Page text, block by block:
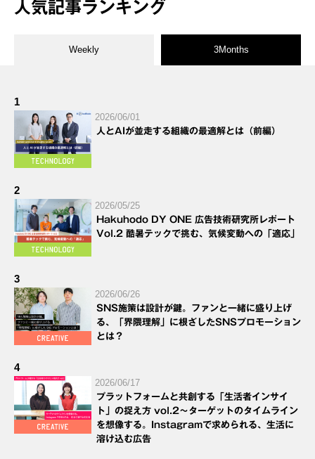
人気記事ランキング
Weekly 3Months
1
2026/06/01
人とAIが並走する組織の最適解とは（前編）
2
2026/05/25
Hakuhodo DY ONE 広告技術研究所レポート
Vol.2 酷暑テックで挑む、気候変動への「適応」
3
2026/06/26
SNS施策は設計が鍵。ファンと一緒に盛り上げ
る、「界隈理解」に根ざしたSNSプロモーション
とは？
4
2026/06/17
プラットフォームと共創する「生活者インサイ
ト」の捉え方 vol.2～ターゲットのタイムライン
を想像する。Instagramで求められる、生活に
溶け込む広告